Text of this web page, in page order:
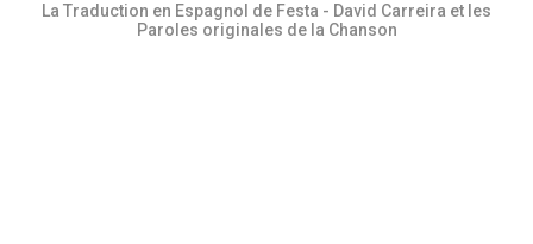
La Traduction en Espagnol de Festa - David Carreira et les
Paroles originales de la Chanson